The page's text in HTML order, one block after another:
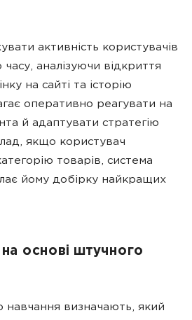
активність користувачів
аналізуючи відкриття
на сайті та історію
оперативно реагувати на
й адаптувати стратегію
якщо користувач
товарів, система
йому добірку найкращих
на основі штучного
визначають, який